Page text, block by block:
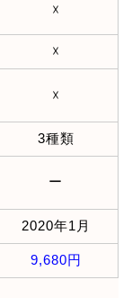
☓
☓
☓
3種類
ー
2020年1月
9,680円